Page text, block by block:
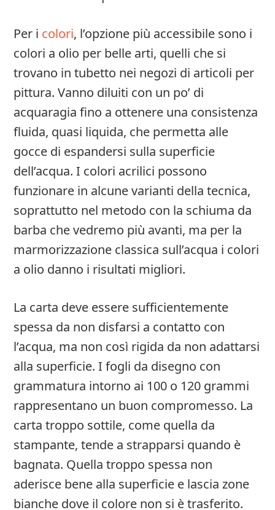
Per i colori, l’opzione più accessibile sono i
colori a olio per belle arti, quelli che si
trovano in tubetto nei negozi di articoli per
pittura. Vanno diluiti con un po’ di
acquaragia fino a ottenere una consistenza
fluida, quasi liquida, che permetta alle
gocce di espandersi sulla superficie
dell’acqua. I colori acrilici possono
funzionare in alcune varianti della tecnica,
soprattutto nel metodo con la schiuma da
barba che vedremo più avanti, ma per la
marmorizzazione classica sull’acqua i colori
a olio danno i risultati migliori.
La carta deve essere sufficientemente
spessa da non disfarsi a contatto con
l’acqua, ma non così rigida da non adattarsi
alla superficie. I fogli da disegno con
grammatura intorno ai 100 o 120 grammi
rappresentano un buon compromesso. La
carta troppo sottile, come quella da
stampante, tende a strapparsi quando è
bagnata. Quella troppo spessa non
aderisce bene alla superficie e lascia zone
bianche dove il colore non si è trasferito.